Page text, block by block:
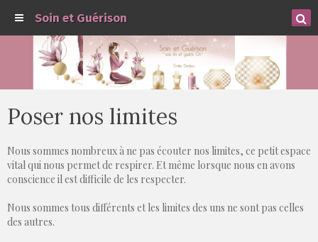
Soin et Guérison
Poser nos limites
Nous sommes nombreux à ne pas écouter nos limites, ce petit espace
vital qui nous permet de respirer. Et même lorsque nous en avons
conscience il est difficile de les respecter.
Nous sommes tous différents et les limites des uns ne sont pas celles
des autres.